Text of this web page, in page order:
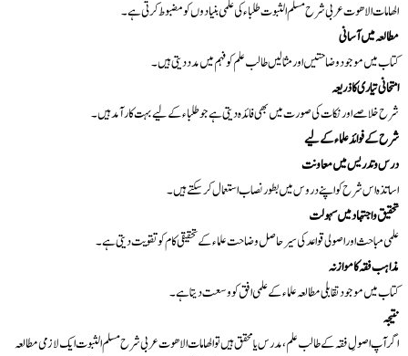
الھامات الاھوت عربی شرح مسلم الثبوتطلباء کی علمی بنیادوں کو مضبوط کرتی ہے۔
مطالعہ میں آسانی
کتاب میں موجود وضاحتیں اور مثالیں طالب علم کو فہم میں مدد دیتی ہیں۔
امتحانی تیاری کا ذریعہ
شرح خلاصے اور نکات کی صورت میں بھی فائدہ دیتی ہے جو طلباء کے لیے بہت کارآمد ہیں۔
شرح کے فوائد علماء کے لیے
درس و تدریس میں معاونت
اساتذہ اس شرح کو اپنے دروس میں بطور نصاب استعمال کر سکتے ہیں۔
تحقیق و اجتہاد میں سہولت
علمی مباحث اور اصولی قواعد کی سیر حاصل وضاحت علماء کے تحقیقی کام کو تقویت دیتی ہے۔
مذاہب فقہ کا موازنہ
کتاب میں موجود تقابلی مطالعہ علماء کے علمی افق کو وسعت دیتا ہے۔
نتیجہ
اگر آپ اصولِ فقہ کے طالب علم، مدرس یا محقق ہیں تو الھامات الاھوت عربی شرح مسلم الثبوتایک لازمی مطالعہ